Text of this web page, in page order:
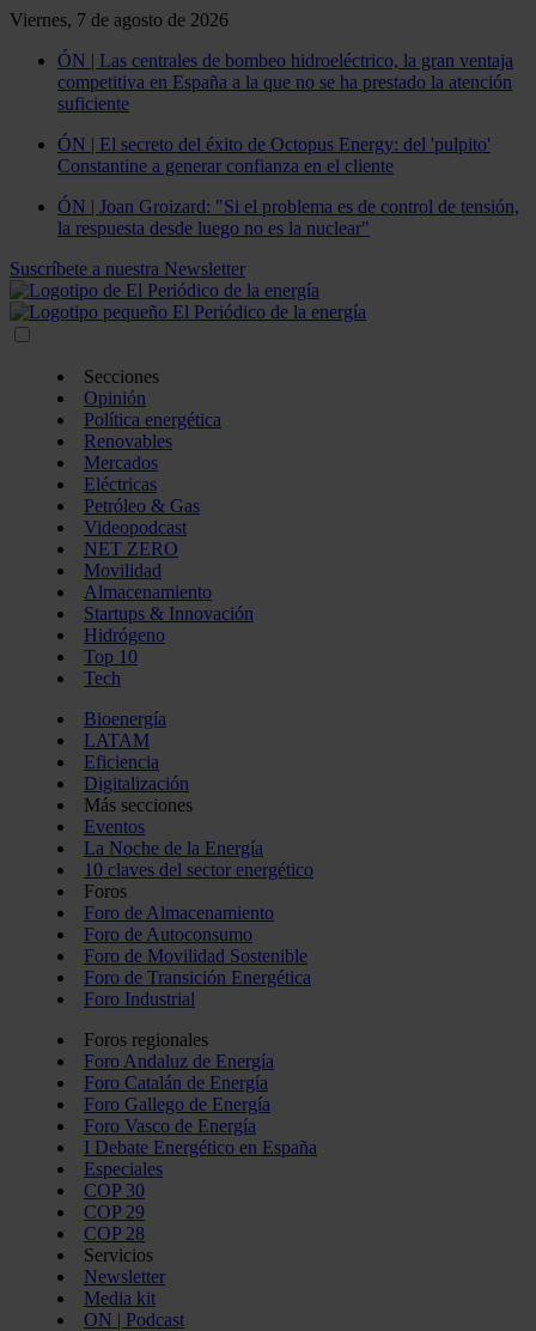
Viernes, 7 de agosto de 2026
ÓN | Las centrales de bombeo hidroeléctrico, la gran ventaja
competitiva en España a la que no se ha prestado la atención
suficiente
ÓN | El secreto del éxito de Octopus Energy: del 'pulpito'
Constantine a generar confianza en el cliente
ÓN | Joan Groizard: "Si el problema es de control de tensión,
la respuesta desde luego no es la nuclear"
Suscríbete a nuestra Newsletter
Secciones
Opinión
Política energética
Renovables
Mercados
Eléctricas
Petróleo & Gas
Videopodcast
NET ZERO
Movilidad
Almacenamiento
Startups & Innovación
Hidrógeno
Top 10
Tech
Bioenergía
LATAM
Eficiencia
Digitalización
Más secciones
Eventos
La Noche de la Energía
10 claves del sector energético
Foros
Foro de Almacenamiento
Foro de Autoconsumo
Foro de Movilidad Sostenible
Foro de Transición Energética
Foro Industrial
Foros regionales
Foro Andaluz de Energía
Foro Catalán de Energía
Foro Gallego de Energía
Foro Vasco de Energía
I Debate Energético en España
Especiales
COP 30
COP 29
COP 28
Servicios
Newsletter
Media kit
ON | Podcast